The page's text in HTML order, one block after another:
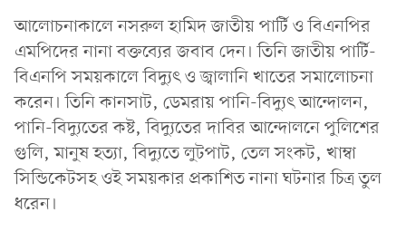
আলোচনাকালে নসরুল হামিদ জাতীয় পার্টি ও বিএনপির
এমপিদের নানা বক্তব্যের জবাব দেন। তিনি জাতীয় পার্টি-
বিএনপি সময়কালে বিদ্যুৎ ও জ্বালানি খাতের সমালোচনা
করেন। তিনি কানসাট, ডেমরায় পানি-বিদ্যুৎ আন্দোলন,
পানি-বিদ্যুতের কষ্ট, বিদ্যুতের দাবির আন্দোলনে পুলিশের
গুলি, মানুষ হত্যা, বিদ্যুতে লুটপাট, তেল সংকট, খাম্বা
সিন্ডিকেটসহ ওই সময়কার প্রকাশিত নানা ঘটনার চিত্র তুল
ধরেন।